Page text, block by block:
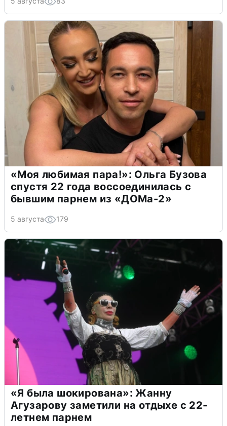
«Моя любимая пара!»: Ольга Бузова
спустя 22 года воссоединилась с
бывшим парнем из «ДОМа-2»
5 августа 179
«Я была шокирована»: Жанну
Агузарову заметили на отдыхе с 22-
летнем парнем